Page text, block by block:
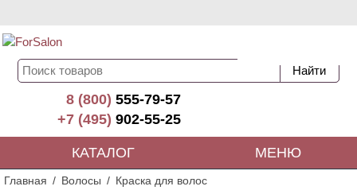
8 (800)555-79-57
+7 (495)902-55-25
КАТАЛОГ МЕНЮ
Главная Волосы Краска для волос